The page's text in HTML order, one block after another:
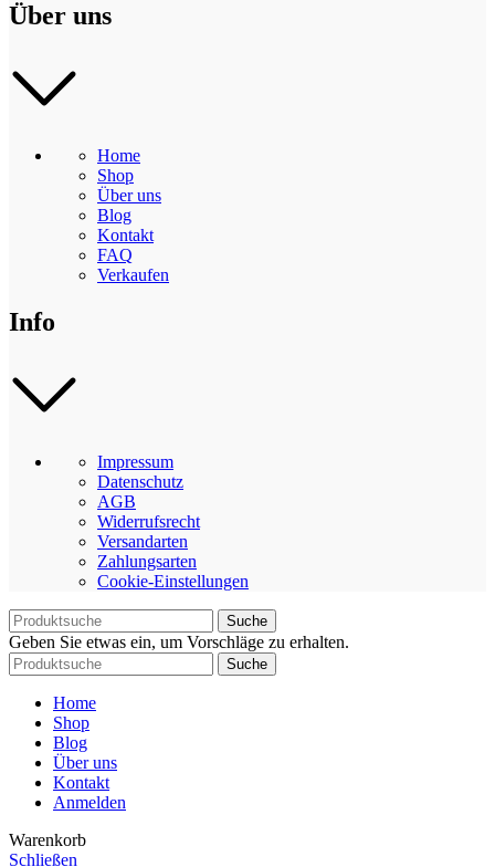
Über uns
Home
Shop
Über uns
Blog
Kontakt
FAQ
Verkaufen
Info
Impressum
Datenschutz
AGB
Widerrufsrecht
Versandarten
Zahlungsarten
Cookie-Einstellungen
Suche
Geben Sie etwas ein, um Vorschläge zu erhalten.
Suche
Home
Shop
Blog
Über uns
Kontakt
Anmelden
Warenkorb
Schließen